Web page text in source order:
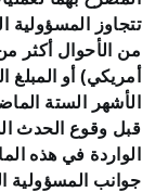
الأشهر الستة
قبل وقوع الحدث
الواردة في هذه
جوانب المسؤولية